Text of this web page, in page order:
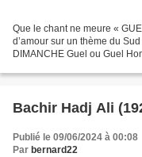
Que le chant ne meure «
d’amour sur un thème du
DIMANCHE Guel ou Guel
Bachir Hadj Ali
Publié le 09/06/2024 à 00:08
Par bernard22